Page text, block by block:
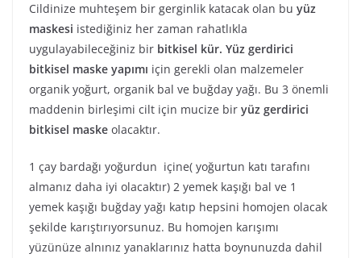
Cildinize muhteşem bir gerginlik katacak olan bu yüz
maskesi istediğiniz her zaman rahatlıkla
uygulayabileceğiniz bir bitkisel kür. Yüz gerdirici
bitkisel maske yapımı için gerekli olan malzemeler
organik yoğurt, organik bal ve buğday yağı. Bu 3 önemli
maddenin birleşimi cilt için mucize bir yüz gerdirici
bitkisel maske olacaktır.
1 çay bardağı yoğurdun içine( yoğurtun katı tarafını
almanız daha iyi olacaktır) 2 yemek kaşığı bal ve 1
yemek kaşığı buğday yağı katıp hepsini homojen olacak
şekilde karıştırıyorsunuz. Bu homojen karışımı
yüzünüze alnınız yanaklarınız hatta boynunuzda dahil